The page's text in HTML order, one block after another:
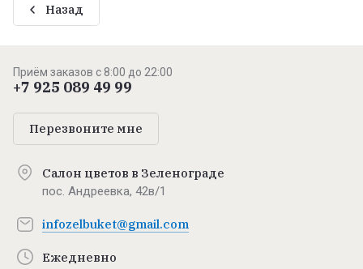
Назад
Приём заказов с 8:00 до 22:00
+7 925 089 49 99
Перезвоните мне
Салон цветов в Зеленограде
пос. Андреевка, 42в/1
infozelbuket@gmail.com
Ежедневно